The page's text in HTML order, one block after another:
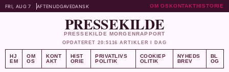
FRI, AUG 7 AFTENUDGAVEDANSK OM OSKONTAKTHISTORIE
PRESSEKILDE
PRESSEKILDE MORGENRAPPORT
OPDATERET 20:5116 ARTIKLER I DAG
HJ
EM
OM
OS
KONT
AKT
HIST
ORIE
PRIVATLIVS
POLITIK
COOKIEP
OLITIK
NYHEDS
BREV
BL
OG